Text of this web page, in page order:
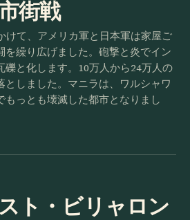
街戦
けて、アメリカ軍と日本軍は家屋ご
を繰り広げました。砲撃と炎でイン
礫と化します。10万人から24万人の
としました。マニラは、ワルシャワ
もっとも壊滅した都市となりまし
ト・ビリャロン